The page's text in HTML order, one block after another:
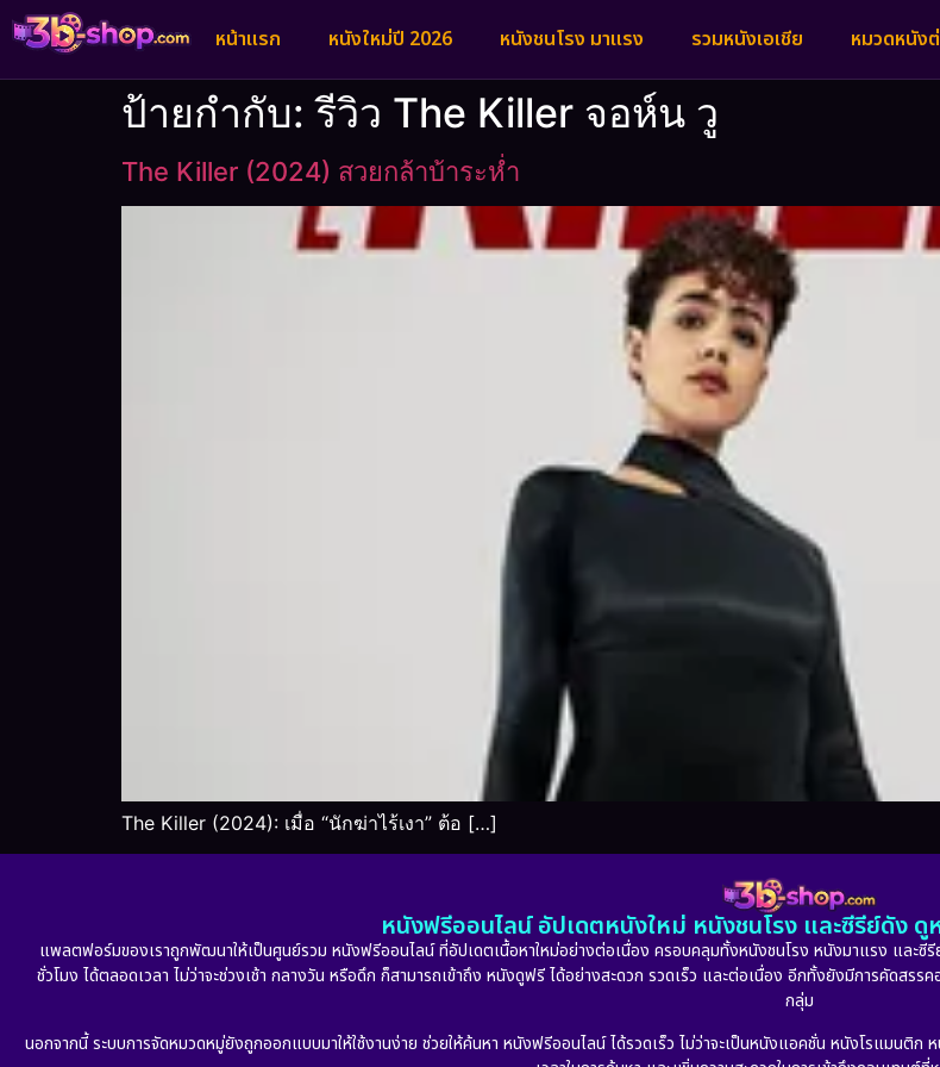
หน้าแรก หนังใหม่ปี 2026 หนังชนโรง มาแรง รวมหนังเอเชีย หมวดหนัง
ป้ายกำกับ:รีวิว The Killer จอห์น วู
The Killer (2024) สวยกล้าบ้าระห่ำ
The Killer (2024): เมื่อ “นักฆ่าไร้เงา” ต้อ […]
หนังฟรีออนไลน์ อัปเดตหนังใหม่ หนังชนโรง และซีรีย์ดัง
แพลตฟอร์มของเราถูกพัฒนาให้เป็นศูนย์รวม หนังฟรีออนไลน์ ที่อัปเดตเนื้อหาใหม่อย่างต่อเนื่อง ครอบคลุมทั้งหนังชนโรง หนังมาแรง และซี
ชั่วโมง ได้ตลอดเวลา ไม่ว่าจะช่วงเช้า กลางวัน หรือดึก ก็สามารถเข้าถึง หนังดูฟรี ได้อย่างสะดวก รวดเร็ว และต่อเนื่อง อีกทั้งยังมีการคัดส
กลุ่ม
นอกจากนี้ ระบบการจัดหมวดหมู่ยังถูกออกแบบมาให้ใช้งานง่าย ช่วยให้ค้นหา หนังฟรีออนไลน์ ได้รวดเร็ว ไม่ว่าจะเป็นหนังแอคชั่น หนังโรแมน